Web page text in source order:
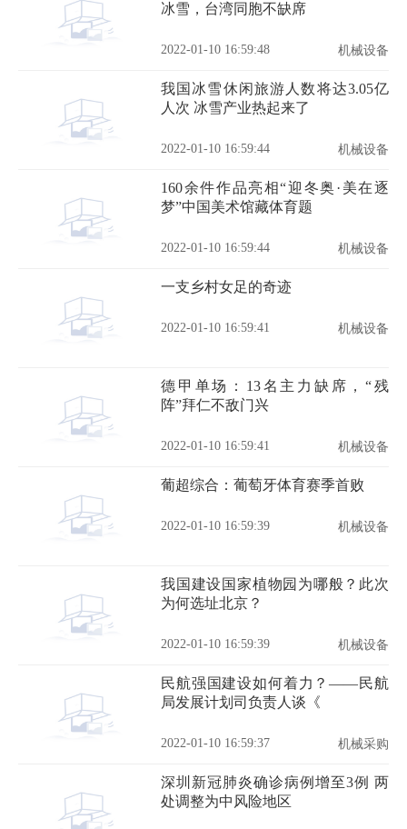
冰雪，台湾同胞不缺席
2022-01-10 16:59:48 机械设备
我国冰雪休闲旅游人数将达3.05亿
人次 冰雪产业热起来了
2022-01-10 16:59:44 机械设备
160余件作品亮相“迎冬奥·美在逐
梦”中国美术馆藏体育题
2022-01-10 16:59:44 机械设备
一支乡村女足的奇迹
2022-01-10 16:59:41 机械设备
德甲单场：13名主力缺席，“残
阵”拜仁不敌门兴
2022-01-10 16:59:41 机械设备
葡超综合：葡萄牙体育赛季首败
2022-01-10 16:59:39 机械设备
我国建设国家植物园为哪般？此次
为何选址北京？
2022-01-10 16:59:39 机械设备
民航强国建设如何着力？——民航
局发展计划司负责人谈《
2022-01-10 16:59:37 机械采购
深圳新冠肺炎确诊病例增至3例 两
处调整为中风险地区